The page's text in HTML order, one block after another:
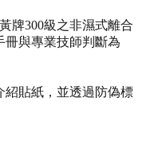
牌300級之非濕式離合
冊與專業技師判斷為
紹貼紙，並透過防偽標